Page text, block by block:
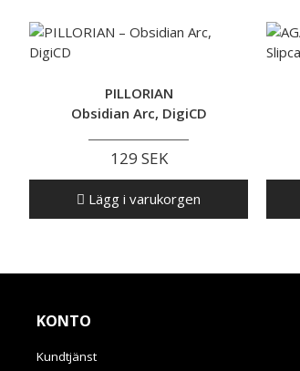
PILLORIAN
Obsidian Arc, DigiCD
129 SEK
Lägg i varukorgen
KONTO
Kundtjänst